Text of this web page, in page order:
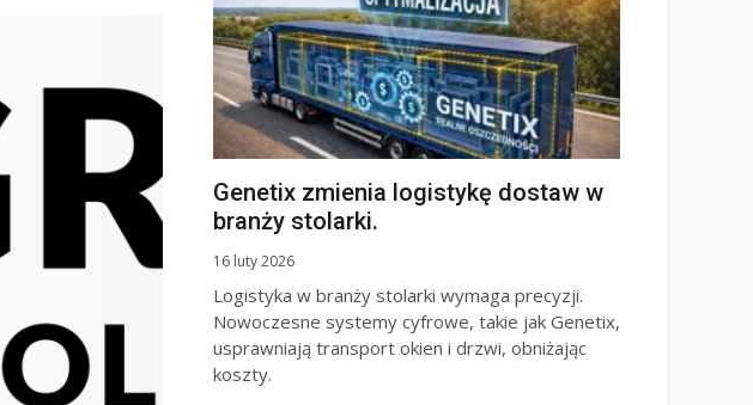
Genetix zmienia logistykę dostaw w
branży stolarki.
16 luty 2026
Logistyka w branży stolarki wymaga precyzji.
Nowoczesne systemy cyfrowe, takie jak Genetix,
usprawniają transport okien i drzwi, obniżając
koszty.